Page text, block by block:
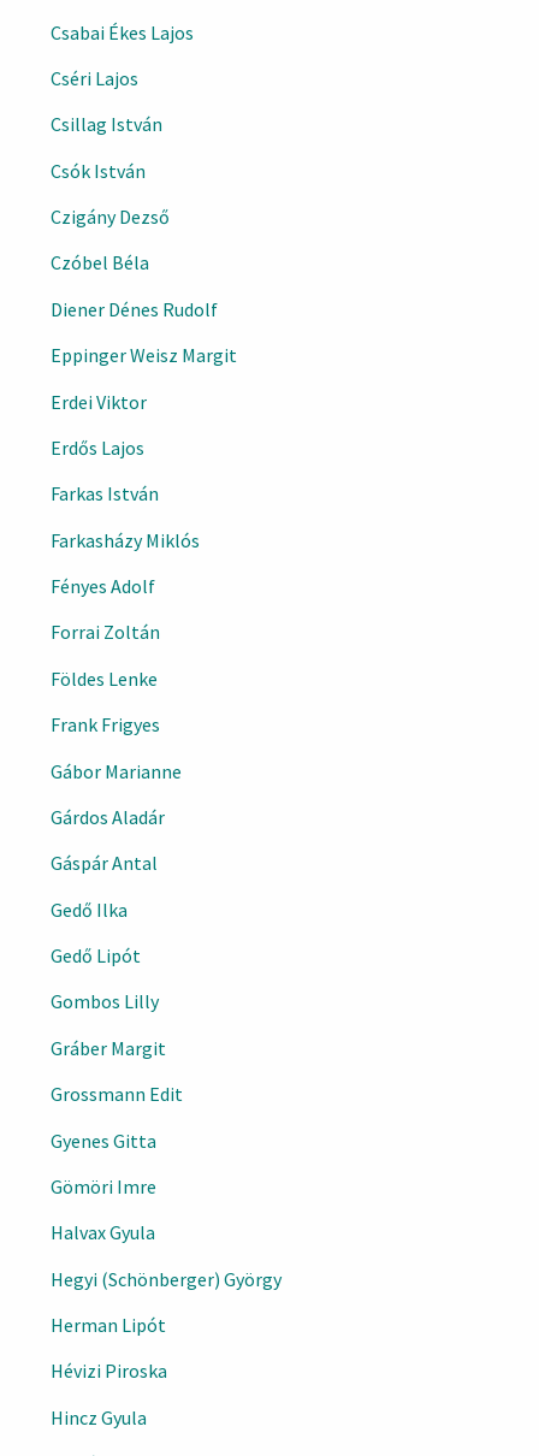
Csabai Ékes Lajos
Cséri Lajos
Csillag István
Csók István
Czigány Dezső
Czóbel Béla
Diener Dénes Rudolf
Eppinger Weisz Margit
Erdei Viktor
Erdős Lajos
Farkas István
Farkasházy Miklós
Fényes Adolf
Forrai Zoltán
Földes Lenke
Frank Frigyes
Gábor Marianne
Gárdos Aladár
Gáspár Antal
Gedő Ilka
Gedő Lipót
Gombos Lilly
Gráber Margit
Grossmann Edit
Gyenes Gitta
Gömöri Imre
Halvax Gyula
Hegyi (Schönberger) György
Herman Lipót
Hévizi Piroska
Hincz Gyula